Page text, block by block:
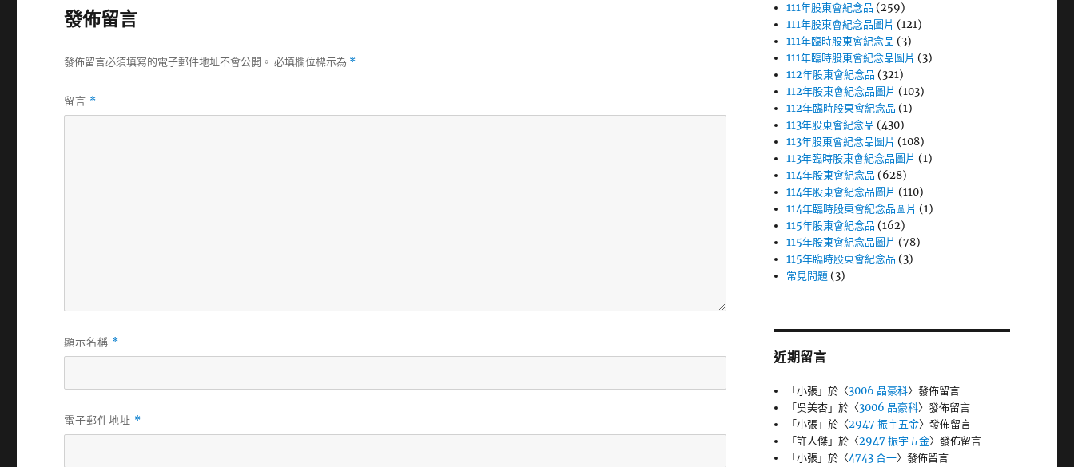
發佈留言
發佈留言必須填寫的電子郵件地址不會公開。 必填欄位標示為 *
留言 *
顯示名稱 *
電子郵件地址 *
111年股東會紀念品 (259)
111年股東會紀念品圖片 (121)
111年臨時股東會紀念品 (3)
111年臨時股東會紀念品圖片 (3)
112年股東會紀念品 (321)
112年股東會紀念品圖片 (103)
112年臨時股東會紀念品 (1)
113年股東會紀念品 (430)
113年股東會紀念品圖片 (108)
113年臨時股東會紀念品圖片 (1)
114年股東會紀念品 (628)
114年股東會紀念品圖片 (110)
114年臨時股東會紀念品圖片 (1)
115年股東會紀念品 (162)
115年股東會紀念品圖片 (78)
115年臨時股東會紀念品 (3)
常見問題 (3)
近期留言
「小張」於〈3006 晶豪科〉發佈留言
「吳美杏」於〈3006 晶豪科〉發佈留言
「小張」於〈2947 振宇五金〉發佈留言
「許人傑」於〈2947 振宇五金〉發佈留言
「小張」於〈4743 合一〉發佈留言